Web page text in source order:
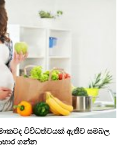
විවිධත්වයක් ඇතිව සමබල
ගන්න